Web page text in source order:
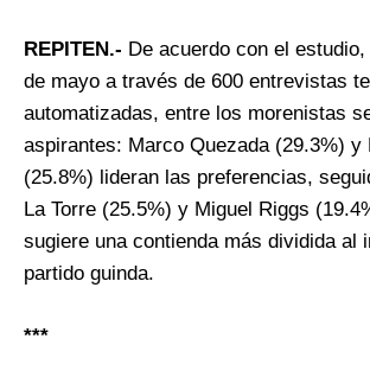
REPITEN.- De acuerdo con el
de mayo a través de 600 entrevistas
automatizadas, entre los morenistas
aspirantes: Marco Quezada (29.3%) y
(25.8%) lideran las preferencias,
La Torre (25.5%) y Miguel Riggs
sugiere una contienda más dividida al
partido guinda.
***